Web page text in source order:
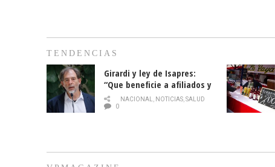
TENDENCIAS
Girardi y ley de Isapres:
“Que beneficie a afiliados y
no legalice el abuso”
NACIONAL, NOTICIAS,SALUD
0